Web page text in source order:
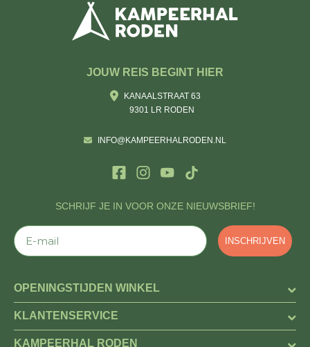
SCHRIJF JE IN VOOR ONZE NIEUWSBRIEF!
E-mail
INSCHRIJVEN
JOUW REIS BEGINT HIER
KANAALSTRAAT 63
9301 LR RODEN
INFO@KAMPEERHALRODEN.NL
OPENINGSTIJDEN WINKEL
KLANTENSERVICE
KAMPEERHAL RODEN